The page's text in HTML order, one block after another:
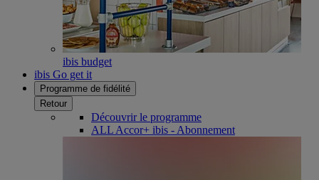
ibis budget
ibis Go get it
Programme de fidélité
Retour
Découvrir le programme
ALL Accor+ ibis - Abonnement